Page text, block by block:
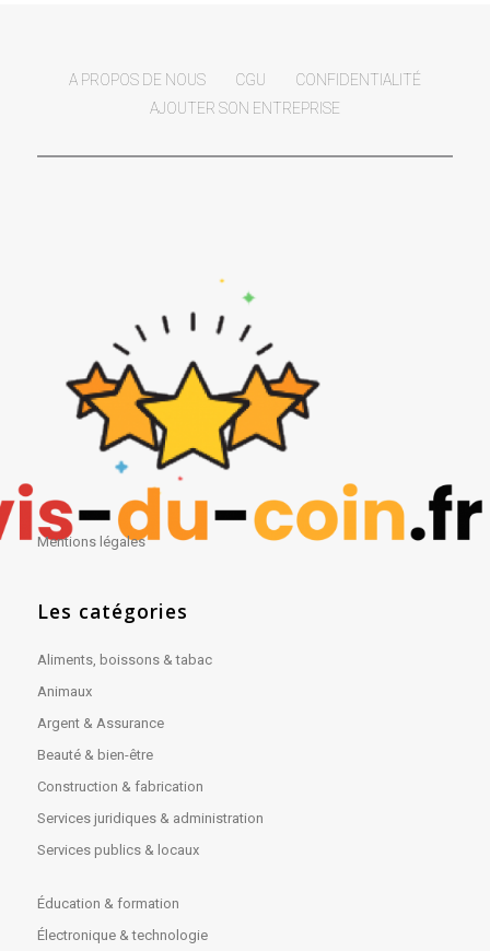
A PROPOS DE NOUS CGU
CONFIDENTIALITÉ
AJOUTER SON ENTREPRISE
Mentions légales
Les catégories
Aliments, boissons & tabac
Animaux
Argent & Assurance
Beauté & bien-être
Construction & fabrication
Services juridiques & administration
Services publics & locaux
Éducation & formation
Électronique & technologie